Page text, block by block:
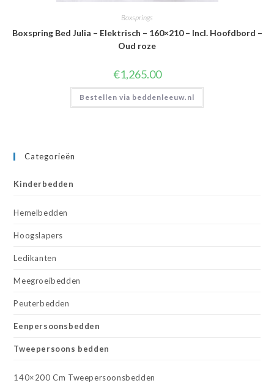
Boxsprings
Boxspring Bed Julia – Elektrisch – 160×210 – Incl. Hoofdbord –
Oud roze
€1,265.00
Bestellen via beddenleeuw.nl
Categorieën
Kinderbedden
Hemelbedden
Hoogslapers
Ledikanten
Meegroeibedden
Peuterbedden
Eenpersoonsbedden
Tweepersoons bedden
140×200 Cm Tweepersoonsbedden